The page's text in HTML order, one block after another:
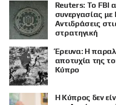
Reuters: Το FBI
συνεργασίας με
Αντιδράσεις
στρατηγική
Έρευνα: Η
αποτυχία της
Κύπρο
Η Κύπρος δεν